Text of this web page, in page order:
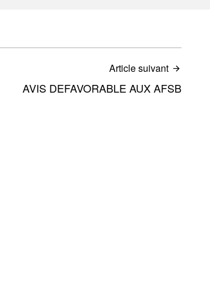
Article suivant
AVIS DEFAVORABLE AUX AFSB